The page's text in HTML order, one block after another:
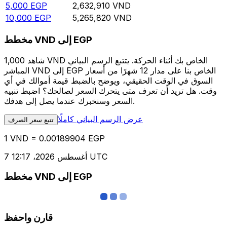
5,000 EGP 2,632,910 VND
10,000 EGP 5,265,820 VND
مخطط VND إلى EGP
شاهد 1,000 VND الخاص بك أثناء الحركة. يتتبع الرسم البياني
المباشر VND إلى EGP الخاص بنا على مدار 12 شهرًا من أسعار
السوق في الوقت الحقيقي، ويوضح بالضبط قيمة أموالك في أي
وقت. هل تريد أن تعرف متى يتحرك السعر لصالحك؟ اضبط تنبيه
السعر وسنخبرك عندما يصل إلى هدفك.
تتبع سعر الصرف عرض الرسم البياني كاملًا
1 VND = 0.00189904 EGP
7 أغسطس 2026، 12:17 UTC
مخطط VND إلى EGP
قارن واحفظ